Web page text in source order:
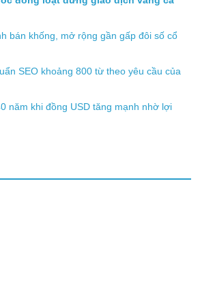
bán khống, mở rộng gần gấp đôi số cổ
SEO khoảng 800 từ theo yêu cầu của
năm khi đồng USD tăng mạnh nhờ lợi